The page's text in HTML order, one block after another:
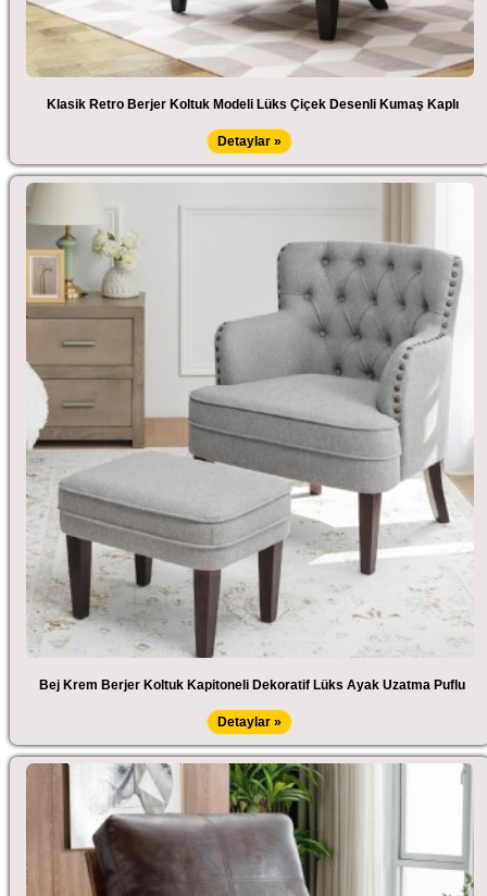
Klasik Retro Berjer Koltuk Modeli Lüks Çiçek Desenli Kumaş Kaplı
Detaylar »
Bej Krem Berjer Koltuk Kapitoneli Dekoratif Lüks Ayak Uzatma Puflu
Detaylar »